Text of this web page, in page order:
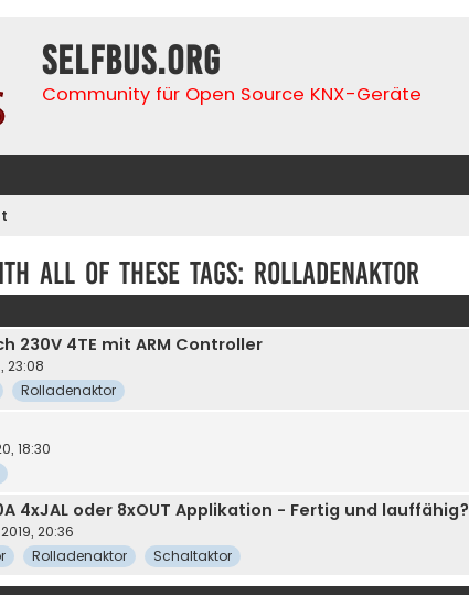
selfbus.org
Community für Open Source KNX-Geräte
all of these tags: Rolladenaktor
230V 4TE mit ARM Controller
23:08
Rolladenaktor
18:30
4xJAL oder 8xOUT Applikation - Fertig und lauffähig?
20:36
Rolladenaktor Schaltaktor